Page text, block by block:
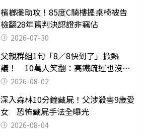
檳榔攤助攻！85度C騎樓擺桌椅被告
檢翻28年舊判決認證非竊佔
2026-07-30
父親群組1句「8／8快到了」掀熱
議！ 10萬人笑翻：高鐵疏運也沒列
父親節
2026-08-02
深入森林10分鐘藏屍！父涉殺害9歲愛
女 恐怖藏屍手法全曝光
2026-08-04